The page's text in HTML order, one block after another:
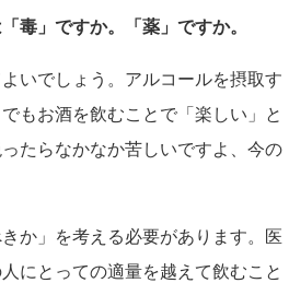
毒」ですか。「薬」ですか。
いでしょう。アルコールを摂取す
もお酒を飲むことで「楽しい」と
たらなかなか苦しいですよ、今の
か」を考える必要があります。医
にとっての適量を越えて飲むこと